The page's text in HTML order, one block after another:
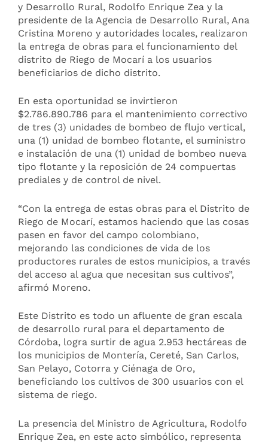
y Desarrollo Rural, Rodolfo Enrique Zea y la
presidente de la Agencia de Desarrollo Rural, Ana
Cristina Moreno y autoridades locales, realizaron
la entrega de obras para el funcionamiento del
distrito de Riego de Mocarí a los usuarios
beneficiarios de dicho distrito.
En esta oportunidad se invirtieron
$2.786.890.786 para el mantenimiento correctivo
de tres (3) unidades de bombeo de flujo vertical,
una (1) unidad de bombeo flotante, el suministro
e instalación de una (1) unidad de bombeo nueva
tipo flotante y la reposición de 24 compuertas
prediales y de control de nivel.
“Con la entrega de estas obras para el Distrito de
Riego de Mocarí, estamos haciendo que las cosas
pasen en favor del campo colombiano,
mejorando las condiciones de vida de los
productores rurales de estos municipios, a través
del acceso al agua que necesitan sus cultivos”,
afirmó Moreno.
Este Distrito es todo un afluente de gran escala
de desarrollo rural para el departamento de
Córdoba, logra surtir de agua 2.953 hectáreas de
los municipios de Montería, Cereté, San Carlos,
San Pelayo, Cotorra y Ciénaga de Oro,
beneficiando los cultivos de 300 usuarios con el
sistema de riego.
La presencia del Ministro de Agricultura, Rodolfo
Enrique Zea, en este acto simbólico, representa